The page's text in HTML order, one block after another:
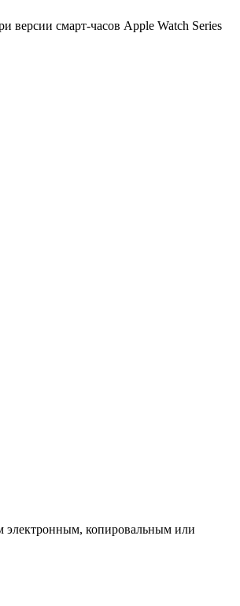
версии смарт-часов Apple Watch Series
электронным, копировальным или